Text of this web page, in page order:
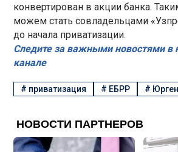
конвертирован в акции банка.
можем стать совладельцами
до начала приватизации.
Следите за важными новостями в
канале
# приватизация # ЕБРР #